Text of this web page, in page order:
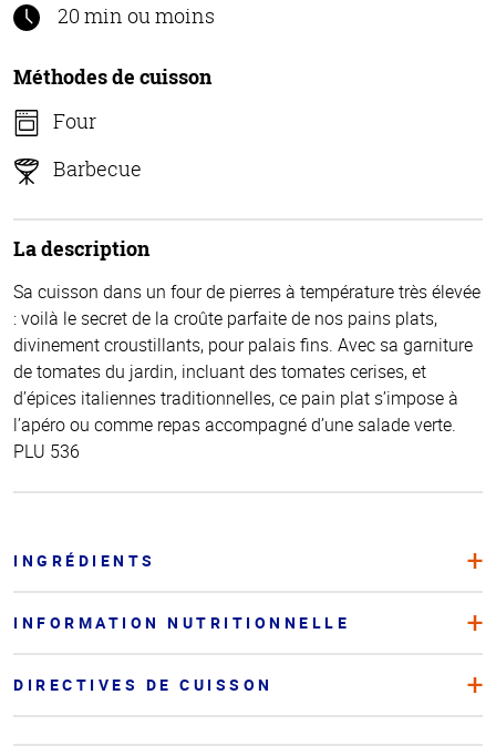
20 min ou moins
Méthodes de cuisson
Four
Barbecue
La description
Sa cuisson dans un four de pierres à température très élevée
: voilà le secret de la croûte parfaite de nos pains plats,
divinement croustillants, pour palais fins. Avec sa garniture
de tomates du jardin, incluant des tomates cerises, et
d’épices italiennes traditionnelles, ce pain plat s’impose à
l’apéro ou comme repas accompagné d’une salade verte.
PLU 536
INGRÉDIENTS
INFORMATION NUTRITIONNELLE
DIRECTIVES DE CUISSON